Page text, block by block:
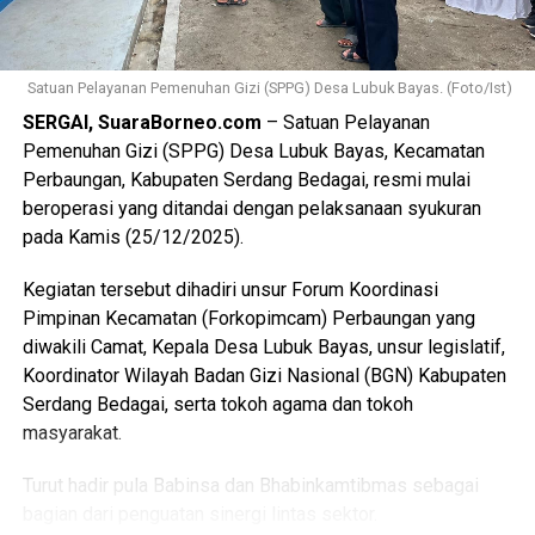
Views: 134
Bagikan ke
WhatsApp 0 Facebook 0
Messenger 0 Twitter/X 0
Satuan Pelayanan Pemenuhan Gizi (SPPG) Desa Lubuk Bayas. (Foto/Ist)
SERGAI, SuaraBorneo.com – Satuan Pelayanan
Pemenuhan Gizi (SPPG) Desa Lubuk Bayas, Kecamatan
Perbaungan, Kabupaten Serdang Bedagai, resmi mulai
beroperasi yang ditandai dengan pelaksanaan syukuran
pada Kamis (25/12/2025).
Kegiatan tersebut dihadiri unsur Forum Koordinasi
Pimpinan Kecamatan (Forkopimcam) Perbaungan yang
diwakili Camat, Kepala Desa Lubuk Bayas, unsur legislatif,
Koordinator Wilayah Badan Gizi Nasional (BGN) Kabupaten
Serdang Bedagai, serta tokoh agama dan tokoh
masyarakat.
Turut hadir pula Babinsa dan Bhabinkamtibmas sebagai